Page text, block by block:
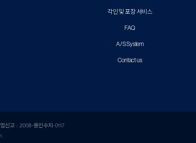
각인 및 포장 서비스
FAQ
A/S System
Contact us
신고 : 2008-용인수지-0117